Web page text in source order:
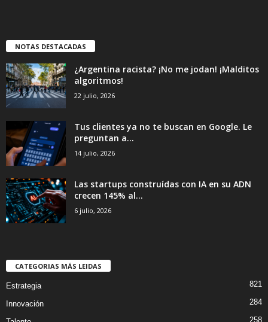
NOTAS DESTACADAS
¿Argentina racista? ¡No me jodan! ¡Malditos
algoritmos!
22 julio, 2026
Tus clientes ya no te buscan en Google. Le
preguntan a...
14 julio, 2026
Las startups construídas con IA en su ADN
crecen 145% al...
6 julio, 2026
CATEGORIAS MÁS LEIDAS
Estrategia 821
Innovación 284
258